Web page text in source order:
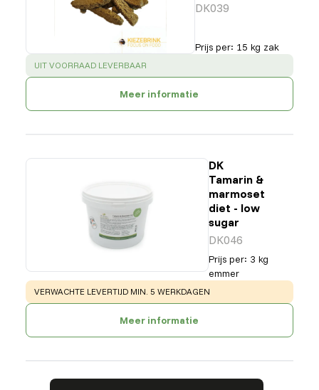
DK039
Prijs per: 15 kg zak
SUCCESS:
UIT VOORRAAD LEVERBAAR
Meer informatie
DK
Tamarin &
marmoset
diet - low
sugar
DK046
Prijs per: 3 kg
emmer
WARNING:
VERWACHTE LEVERTIJD MIN. 5 WERKDAGEN
Meer informatie